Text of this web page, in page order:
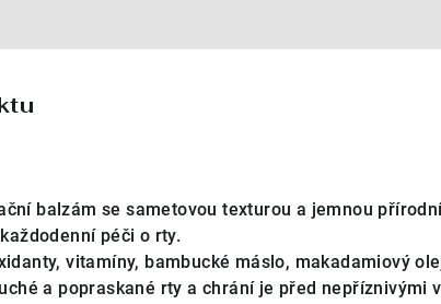
balzám se sametovou texturou a jemnou
péči o rty.
vitamíny, bambucké máslo, makadamiový
a popraskané rty a chrání je před nepříznivými